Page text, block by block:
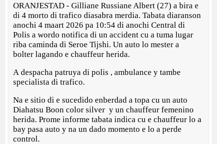
ORANJESTAD - Gilliane Russiane Albert (27) a bira e
di 4 morto di trafico diasabra merdia. Tabata diaranson
anochi 4 maart 2026 pa 10:54 di anochi Central di
Polis a wordo notifica di un accident cu a tuma lugar
riba caminda di Seroe Tijshi. Un auto lo mester a
bolter lagando e chauffeur herida.
A despacha patruya di polis , ambulance y tambe
specialista di trafico.
Na e sitio di e sucedido enberdad a topa cu un auto
Diahatsu Boon color silver y un chauffeur femenino
herida. Prome informe tabata indica cu e chauffeur lo a
bay pasa auto y na un dado momento e lo a perde
control.